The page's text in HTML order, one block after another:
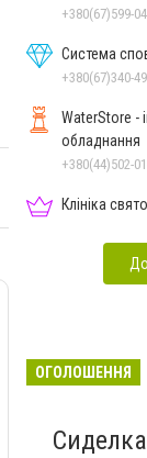
+380(67)599-
Система
+380(67)340-
WaterStore -
обладнання
Клініка
ОГОЛОШЕННЯ